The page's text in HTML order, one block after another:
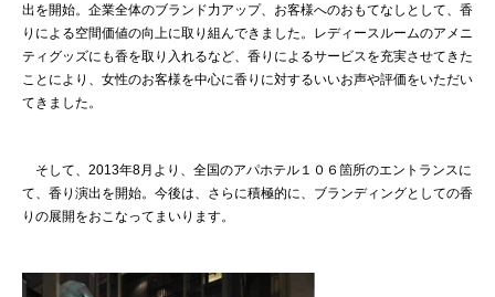
出を開始。企業全体のブランド力アップ、お客様へのおもてなしとして、香
りによる空間価値の向上に取り組んできました。レディースルームのアメニ
ティグッズにも香を取り入れるなど、香りによるサービスを充実させてきた
ことにより、女性のお客様を中心に香りに対するいいお声や評価をいただい
てきました。
そして、2013年8月より、全国のアパホテル１０６箇所のエントランスに
て、香り演出を開始。今後は、さらに積極的に、ブランディングとしての香
りの展開をおこなってまいります。